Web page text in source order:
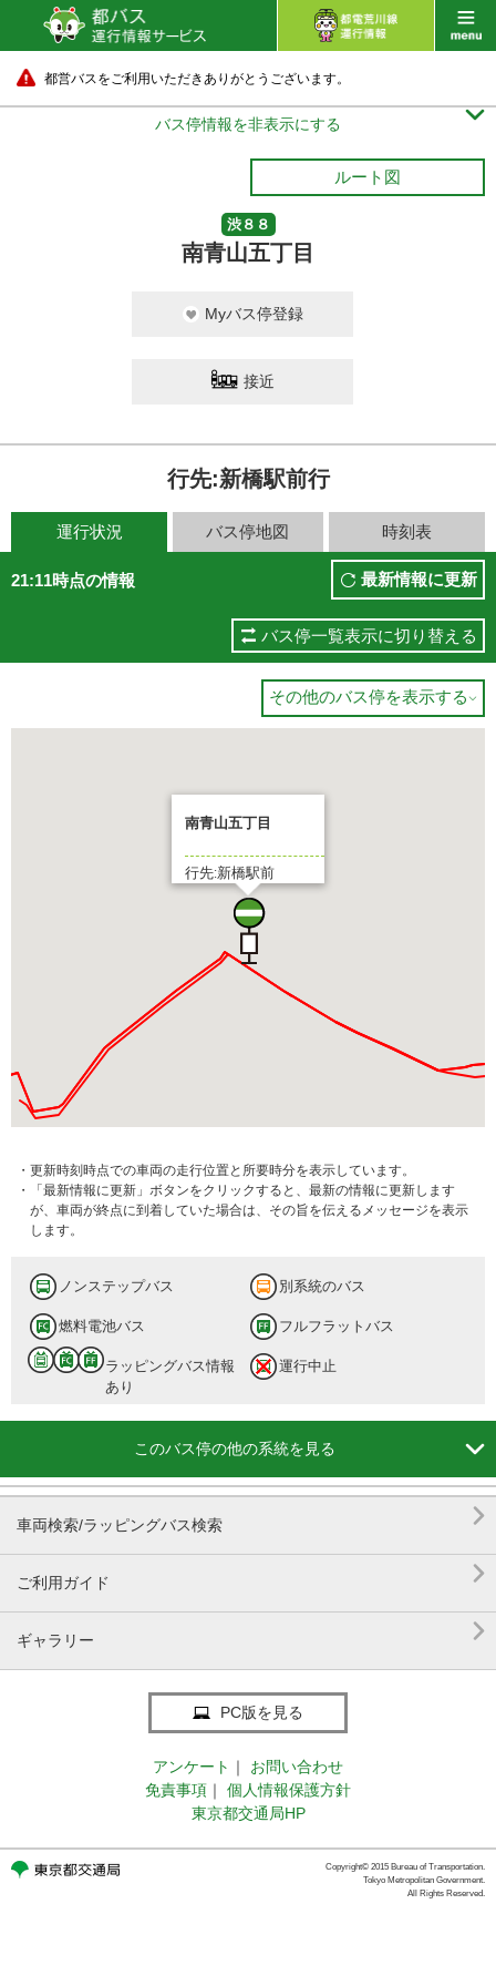
都営バスをご利用いただきありがとうございます。
バス停情報を非表示にする 
ルート図
渋８８
南青山五丁目
Myバス停登録
接近
行先:新橋駅前行
運行状況 バス停地図 時刻表
21:11時点の情報 最新情報に更新
バス停一覧表示に切り替える
その他のバス停を表示する 
南青山五丁目
行先:新橋駅前
・更新時刻時点での車両の走行位置と所要時分を表示しています。
・「最新情報に更新」ボタンをクリックすると、最新の情報に更新します
が、車両が終点に到着していた場合は、その旨を伝えるメッセージを表示
します。
ノンステップバス 別系統のバス
燃料電池バス フルフラットバス
ラッピングバス情報
あり
運行中止
このバス停の他の系統を見る 
車両検索/ラッピングバス検索 
ご利用ガイド 
ギャラリー 
PC版を見る
アンケート ｜
お問い合わせ
免責事項 ｜
個人情報保護方針
東京都交通局HP
Copyright© 2015 Bureau of Transportation.
Tokyo Metropolitan Government.
All Rights Reserved.